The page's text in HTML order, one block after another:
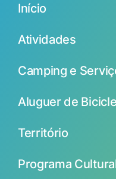
Início
Atividades
Camping e
Aluguer de
Território
Programa